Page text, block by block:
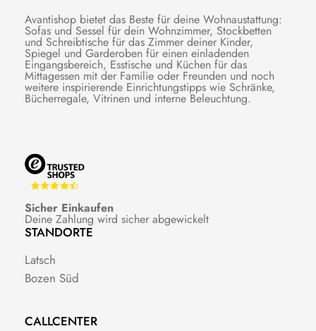
Avantishop bietet das Beste für deine Wohnaustattung:
Sofas und Sessel für dein Wohnzimmer, Stockbetten
und Schreibtische für das Zimmer deiner Kinder,
Spiegel und Garderoben für einen einladenden
Eingangsbereich, Esstische und Küchen für das
Mittagessen mit der Familie oder Freunden und noch
weitere inspirierende Einrichtungstipps wie Schränke,
Bücherregale, Vitrinen und interne Beleuchtung.
Sicher Einkaufen
Deine Zahlung wird sicher abgewickelt
STANDORTE
Latsch
Bozen Süd
CALLCENTER